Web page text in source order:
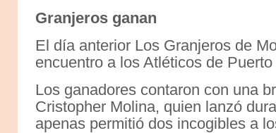
Granjeros ganan
El día anterior Los Granjeros de
encuentro a los Atléticos de
Los ganadores contaron con una
Cristopher Molina, quien lanzó
apenas permitió dos incogibles a